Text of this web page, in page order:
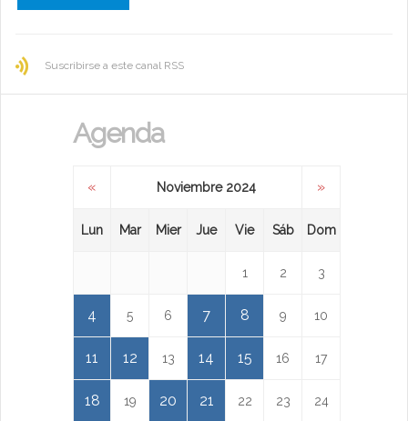
Suscribirse a este canal RSS
Agenda
« Noviembre 2024 »
Lun Mar Mier Jue Vie Sáb Dom
1 2 3
4 5 6 7 8 9 10
11 12 13 14 15 16 17
18 19 20 21 22 23 24